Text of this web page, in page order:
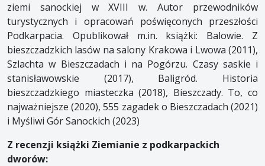
ziemi sanockiej w XVIII w. Autor przewodników
turystycznych i opracowań poświęconych przeszłości
Podkarpacia. Opublikował m.in. książki: Balowie. Z
bieszczadzkich lasów na salony Krakowa i Lwowa (2011),
Szlachta w Bieszczadach i na Pogórzu. Czasy saskie i
stanisławowskie (2017), Baligród. Historia
bieszczadzkiego miasteczka (2018), Bieszczady. To, co
najważniejsze (2020), 555 zagadek o Bieszczadach (2021)
i Myśliwi Gór Sanockich (2023)
Z recenzji książki Ziemianie z podkarpackich
dworów: